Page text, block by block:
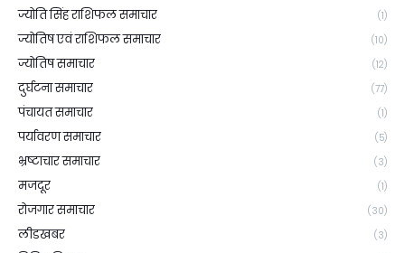
ज्योति सिंह राशिफल समाचार (1)
ज्योतिष एवं राशिफल समाचार (10)
ज्योतिष समाचार (12)
दुर्घटना समाचार (77)
पंचायत समाचार (1)
पर्यावरण समाचार (5)
भ्रष्टाचार समाचार (3)
मजदूर (1)
रोजगार समाचार (30)
लीडखबर (3)